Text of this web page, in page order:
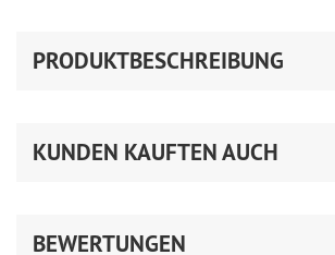
PRODUKTBESCHREIBUNG
KUNDEN KAUFTEN AUCH
BEWERTUNGEN